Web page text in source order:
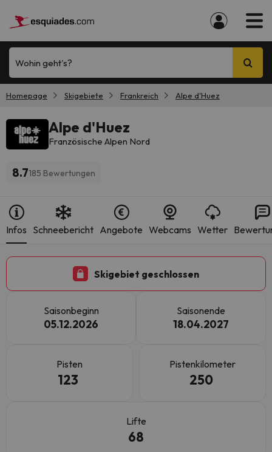
Wohin geht's?
Homepage Skigebiete Frankreich Alpe d'Huez
Alpe d'Huez
Französische Alpen Nord
8.7185 Bewertungen
Infos Schneebericht Angebote Webcams Wetter
Skigebiet geschlossen
Saisonbeginn
05.12.2026
Saisonende
18.04.2027
Pisten
123
Pistenkilometer
250
Lifte
68